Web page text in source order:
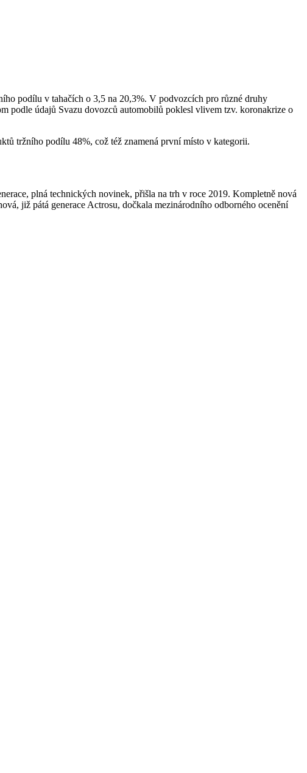
podílu v tahačích o 3,5 na 20,3%. V podvozcích pro různé druhy
podle údajů Svazu dovozců automobilů poklesl vlivem tzv. koronakrize o
tržního podílu 48%, což též znamená první místo v kategorii.
plná technických novinek, přišla na trh v roce 2019. Kompletně nová
již pátá generace Actrosu, dočkala mezinárodního odborného ocenění